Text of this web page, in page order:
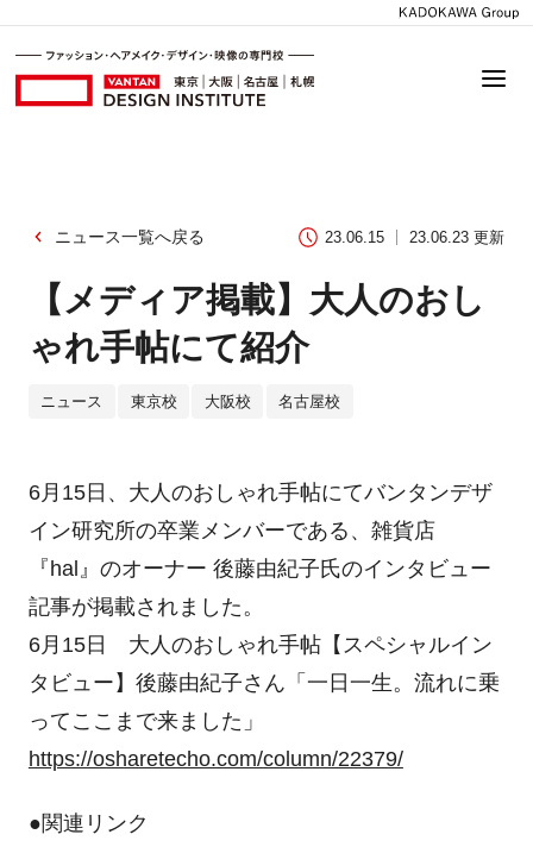
ニュース一覧へ戻る 23.06.15 23.06.23 更新
【メディア掲載】大人のおし
ゃれ手帖にて紹介
ニュース 東京校 大阪校 名古屋校
6月15日、大人のおしゃれ手帖にてバンタンデザ
イン研究所の卒業メンバーである、雑貨店
『hal』のオーナー 後藤由紀子氏のインタビュー
記事が掲載されました。
6月15日 大人のおしゃれ手帖【スペシャルイン
タビュー】後藤由紀子さん「一日一生。流れに乗
ってここまで来ました」
https://osharetecho.com/column/22379/
●関連リンク